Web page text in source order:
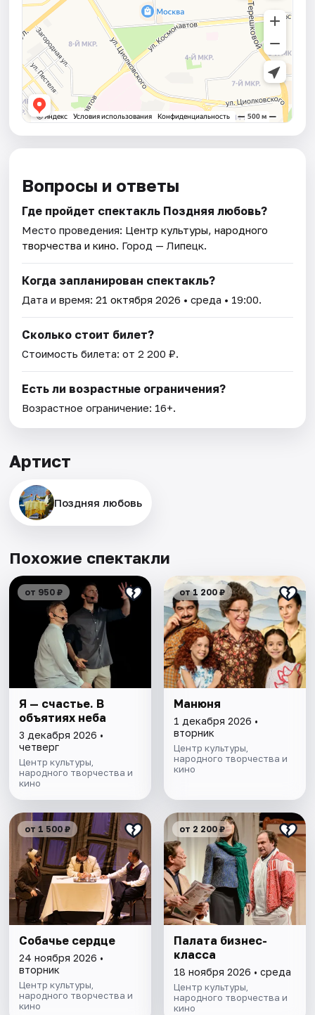
Вопросы и ответы
Где пройдет спектакль Поздняя любовь?
Место проведения: Центр культуры, народного
творчества и кино. Город — Липецк.
Когда запланирован спектакль?
Дата и время:21 октября 2026 • среда • 19:00.
Сколько стоит билет?
Стоимость билета: от 2 200 ₽.
Есть ли возрастные ограничения?
Возрастное ограничение: 16+.
Артист
Поздняя любовь
Похожие спектакли
от 950 ₽
Я — счастье. В
объятиях неба
3 декабря 2026 •
четверг
Центр культуры,
народного творчества и
кино
от 1 200 ₽
Манюня
1 декабря 2026 •
вторник
Центр культуры,
народного творчества и
кино
от 1 500 ₽
Собачье сердце
24 ноября 2026 •
вторник
Центр культуры,
народного творчества и
кино
от 2 200 ₽
Палата бизнес-
класса
18 ноября 2026 • среда
Центр культуры,
народного творчества и
кино